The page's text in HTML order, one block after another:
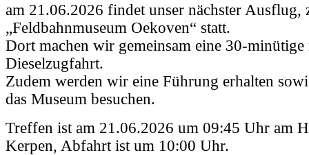
am 21.06.2026 findet unser nächster Ausflug,
„Feldbahnmuseum Oekoven“ statt.
Dort machen wir gemeinsam eine 30-minütige
Dieselzugfahrt.
Zudem werden wir eine Führung erhalten
das Museum besuchen.
Treffen ist am 21.06.2026 um 09:45 Uhr am
Kerpen, Abfahrt ist um 10:00 Uhr.